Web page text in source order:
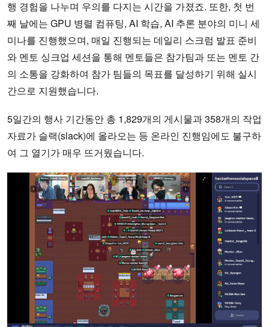
행 경험을 나누며 우의를 다지는 시간을 가졌죠. 또한, 첫 번
째 날에는 GPU 병렬 컴퓨팅, AI 학습, AI 추론 분야의 미니 세
미나를 진행했으며, 매일 진행되는 데일리 스크럼 발표 준비
와 멘토 싱크업 세션을 통해 멘토들은 참가팀과 또는 멘토 간
의 소통을 강화하여 참가 팀들의 목표를 달성하기 위해 실시
간으로 지원했습니다.
5일간의 행사 기간동안 총 1,829개의 게시물과 358개의 작업
자료가 슬랙(slack)에 올라오는 등 온라인 진행임에도 불구하
여 그 열기가 매우 뜨거웠습니다.